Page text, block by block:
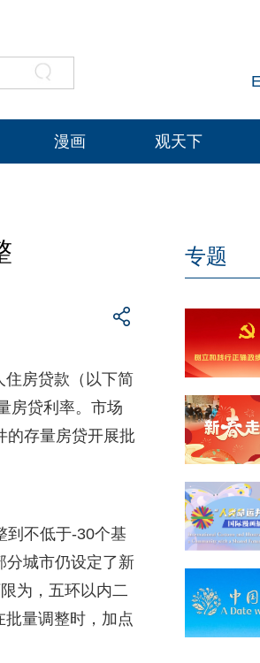
漫画 观天下
房贷款（以下简
房贷利率。市场
的存量房贷开展批
到不低于-30个基
分城市仍设定了新
为，五环以内二
量调整时，加点
专题